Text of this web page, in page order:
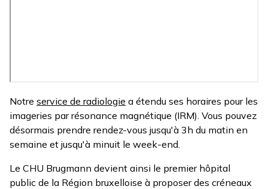
Notre service de radiologie a étendu ses horaires pour les
imageries par résonance magnétique (IRM). Vous pouvez
désormais prendre rendez-vous jusqu'à 3h du matin en
semaine et jusqu'à minuit le week-end.
Le CHU Brugmann devient ainsi le premier hôpital
public de la Région bruxelloise à proposer des créneaux